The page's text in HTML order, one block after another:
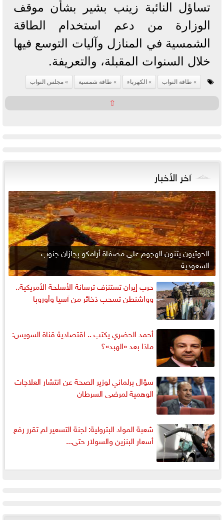
تساؤل النائبة زينب بشير بشأن موقف
الوزارة من دعم استخدام الطاقة
الشمسية في المنازل وآليات التوسع فيها
خلال السنوات المقبلة، والتعريفة.
طاقة النواب الكهرباء طاقة شمسية مجلس النواب
⇧
آخر الأخبار
الحوثيون يتنون الهجوم على مصفاة أرامكو بجازان جنوب
السعودية
حرب إيران تستنزف ترسانة الأسلحة الأمريكية..
وواشنطن تسحب ذخائر من آسيا وأوروبا
أحمد الحضري يكتب .. اقتصادية قناة السويس:
ماذا بعد «الهبد»؟
سؤال برلماني لوزير الصحة عن انتشار العلاجات
الوهمية لمرضى السرطان
شعبة المواد البترولية: لجنة التسعير لم تقرر رفع
أسعار البنزين والسولار حتى...